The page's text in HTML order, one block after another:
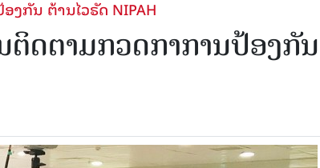
ກັນ ຕ້ານ​ໄວ​ຣັດ NIPAH
ດ​ຕາມກວດ​ກາ​ການ​ປ້ອງ​ກັນ